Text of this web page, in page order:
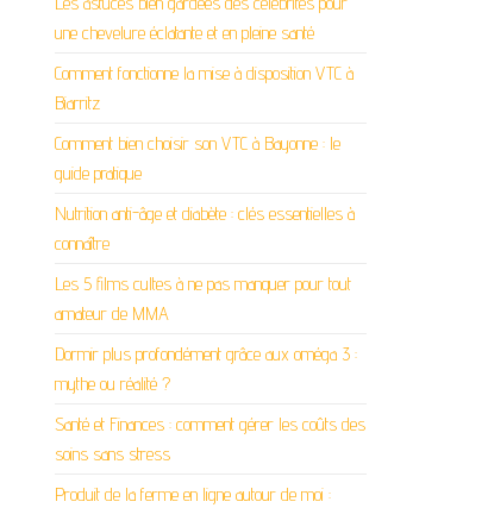
une chevelure éclatante et en pleine santé
Comment fonctionne la mise à disposition VTC à
Biarritz
Comment bien choisir son VTC à Bayonne : le
guide pratique
Nutrition anti-âge et diabète : clés essentielles à
connaître
Les 5 films cultes à ne pas manquer pour tout
amateur de MMA
Dormir plus profondément grâce aux oméga 3 :
mythe ou réalité ?
Santé et Finances : comment gérer les coûts des
soins sans stress
Produit de la ferme en ligne autour de moi :